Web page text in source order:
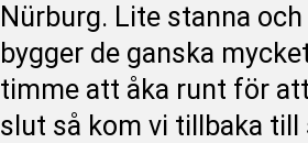
Nürburg. Lite stanna
bygger de ganska
timme att åka runt för
slut så kom vi tillbaka